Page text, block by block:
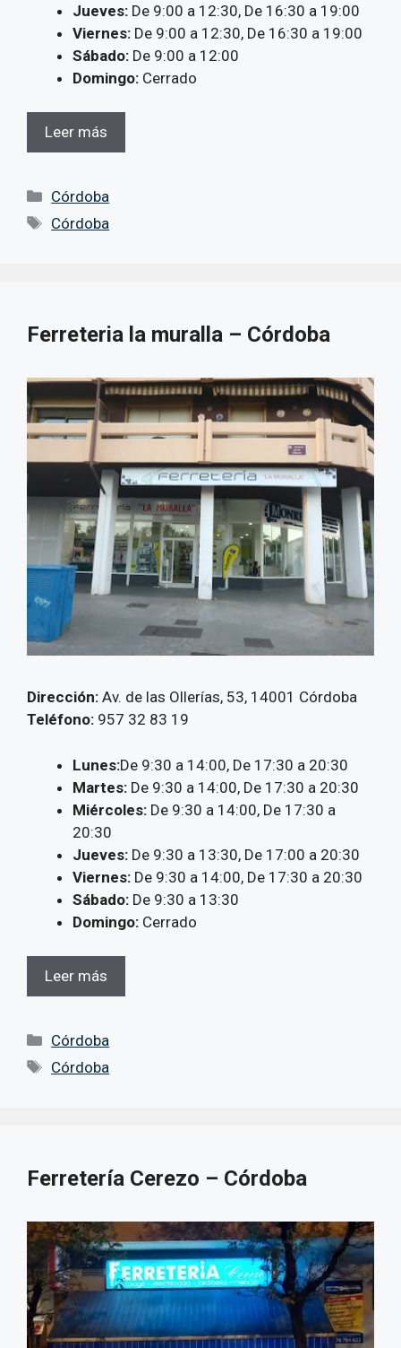
Jueves: De 9:00 a 12:30, De 16:30 a 19:00
Viernes: De 9:00 a 12:30, De 16:30 a 19:00
Sábado: De 9:00 a 12:00
Domingo: Cerrado
Leer más
Categorías
Córdoba
Etiquetas
Córdoba
Ferreteria la muralla – Córdoba
Dirección: Av. de las Ollerías, 53, 14001 Córdoba
Teléfono: 957 32 83 19
Lunes:De 9:30 a 14:00, De 17:30 a 20:30
Martes: De 9:30 a 14:00, De 17:30 a 20:30
Miércoles: De 9:30 a 14:00, De 17:30 a
20:30
Jueves: De 9:30 a 13:30, De 17:00 a 20:30
Viernes: De 9:30 a 14:00, De 17:30 a 20:30
Sábado: De 9:30 a 13:30
Domingo: Cerrado
Leer más
Categorías
Córdoba
Etiquetas
Córdoba
Ferretería Cerezo – Córdoba